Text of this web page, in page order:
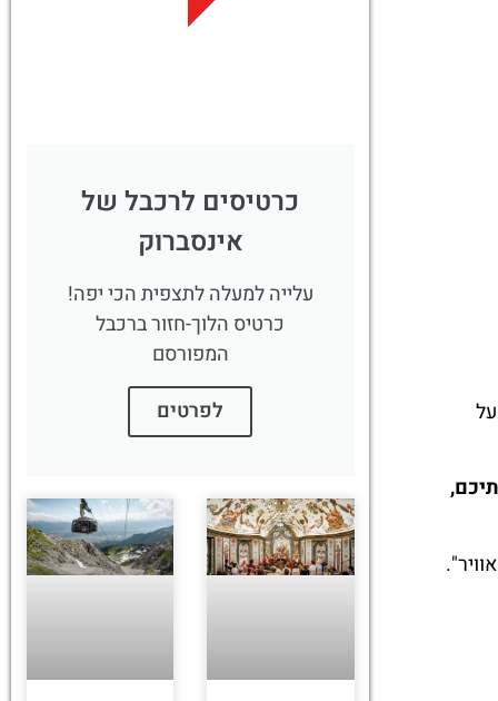
לחצו
כרטיסים לרכבל של
אינסברוק
עלייה למעלה לתצפית הכי יפה!
כרטיס הלוך-חזור ברכבל
המפורסם
לפרטים